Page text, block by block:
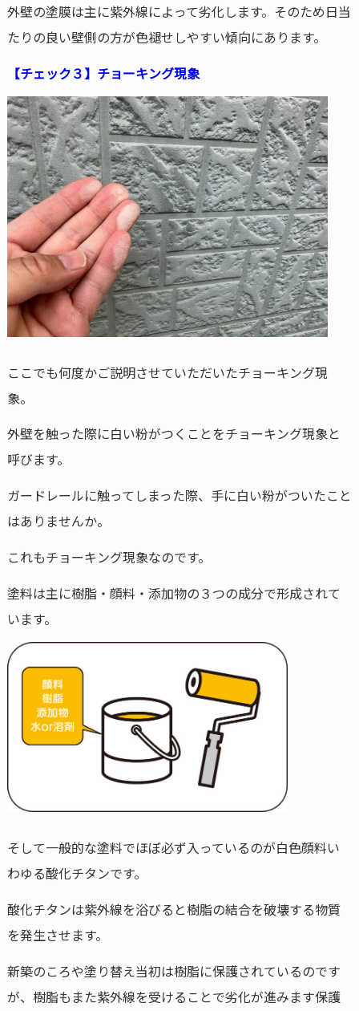
外壁の塗膜は主に紫外線によって劣化します。そのため日当
たりの良い壁側の方が色褪せしやすい傾向にあります。
【チェック３】チョーキング現象
ここでも何度かご説明させていただいたチョーキング現
象。
外壁を触った際に白い粉がつくことをチョーキング現象と
呼びます。
ガードレールに触ってしまった際、手に白い粉がついたこと
はありませんか。
これもチョーキング現象なのです。
塗料は主に樹脂・顔料・添加物の３つの成分で形成されて
います。
そして一般的な塗料でほぼ必ず入っているのが白色顔料い
わゆる酸化チタンです。
酸化チタンは紫外線を浴びると樹脂の結合を破壊する物質
を発生させます。
新築のころや塗り替え当初は樹脂に保護されているのです
が、樹脂もまた紫外線を受けることで劣化が進みます保護